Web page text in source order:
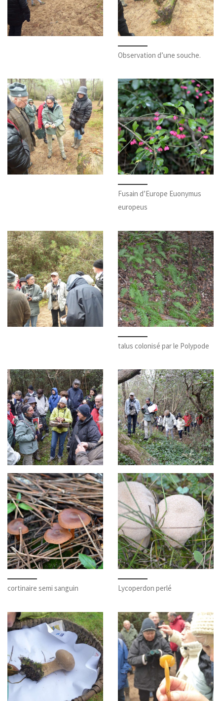
Observation d’une souche.
Fusain d’Europe Euonymus
europeus
talus colonisé par le Polypode
cortinaire semi sanguin Lycoperdon perlé